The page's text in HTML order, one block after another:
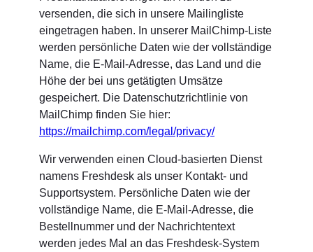
versenden, die sich in unsere Mailingliste
eingetragen haben. In unserer MailChimp-Liste
werden persönliche Daten wie der vollständige
Name, die E-Mail-Adresse, das Land und die
Höhe der bei uns getätigten Umsätze
gespeichert. Die Datenschutzrichtlinie von
MailChimp finden Sie hier:
https://mailchimp.com/legal/privacy/
Wir verwenden einen Cloud-basierten Dienst
namens Freshdesk als unser Kontakt- und
Supportsystem. Persönliche Daten wie der
vollständige Name, die E-Mail-Adresse, die
Bestellnummer und der Nachrichtentext
werden jedes Mal an das Freshdesk-System